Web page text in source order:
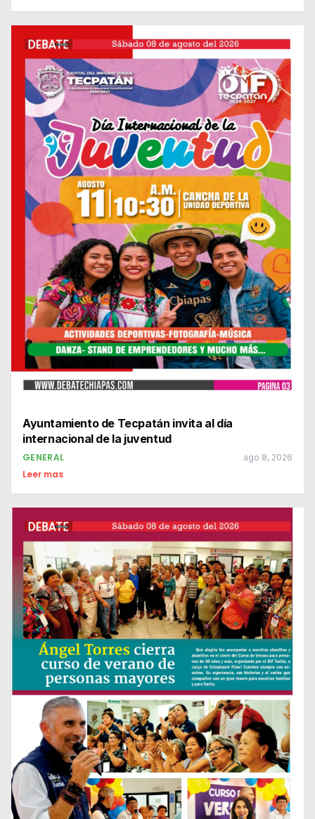
Ayuntamiento de Tecpatán invita al día
internacional de la juventud
GENERAL ago 8, 2026
Leer mas